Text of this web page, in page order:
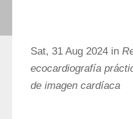
Sat, 31 Aug 2024 in
ecocardiografía
de imagen cardíaca